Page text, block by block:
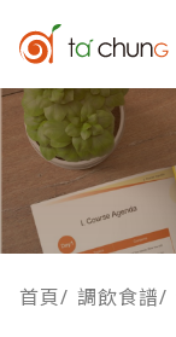
首頁/ 調飲食譜/